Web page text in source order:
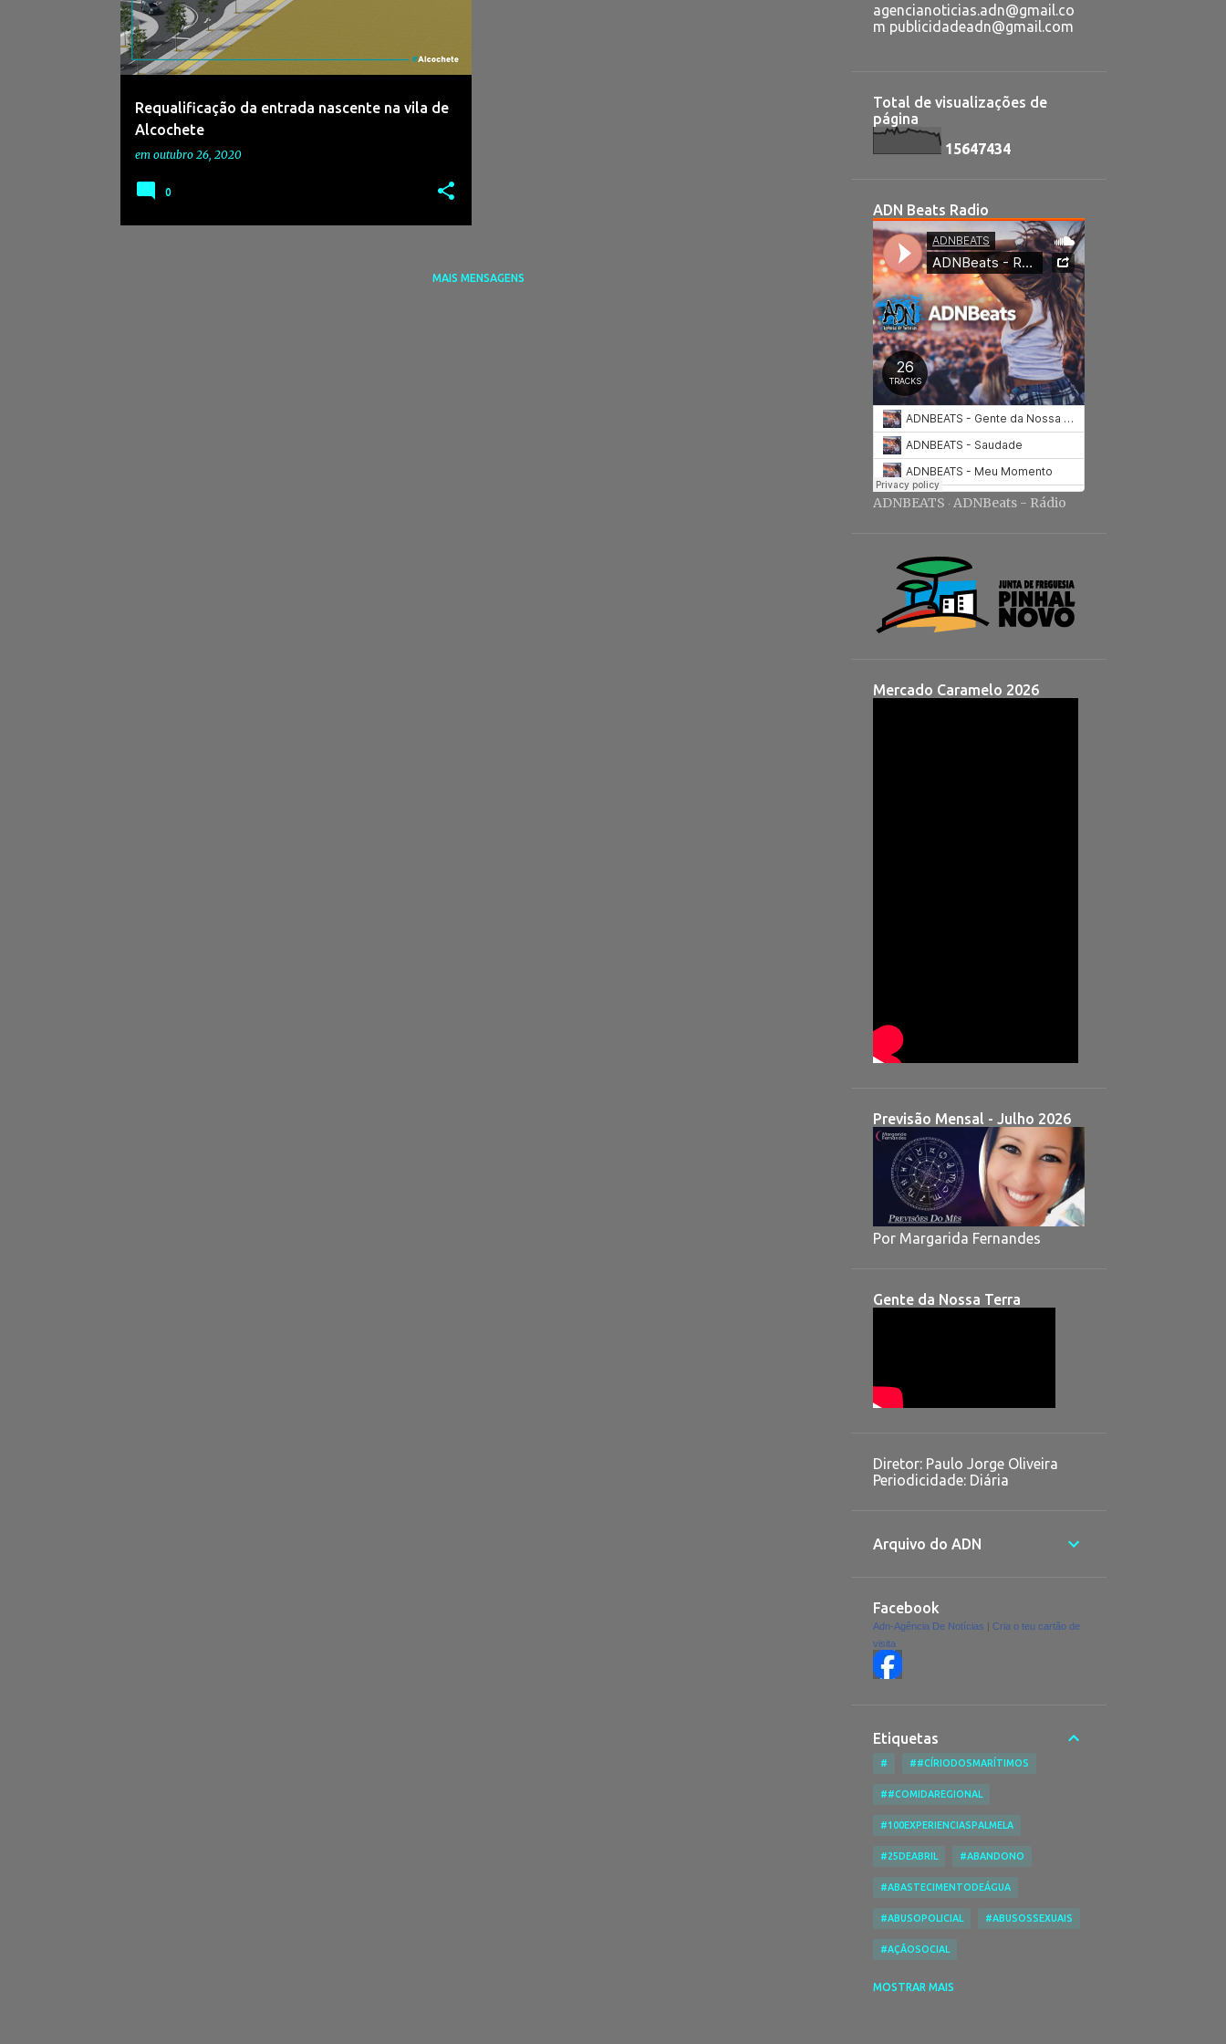
s
a
g
Requalificação da entrada nascente na vila de
Alcochete
em outubro 26, 2020
0
MAIS MENSAGENS
agencianoticias.adn@gmail.co
m publicidadeadn@gmail.com
Total de visualizações de
página
1 5647434
ADN Beats Radio
ADNBEATS · ADNBeats - Rádio
Mercado Caramelo 2026
Previsão Mensal - Julho 2026
Por Margarida Fernandes
Gente da Nossa Terra
Diretor: Paulo Jorge Oliveira
Periodicidade: Diária
Arquivo do ADN
Facebook
Adn-Agência De Notícias
Cria o teu cartão de
visita
Etiquetas
# ##CÍRIODOSMARÍTIMOS
##COMIDAREGIONAL
#100EXPERIENCIASPALMELA
#25DEABRIL #ABANDONO
#ABASTECIMENTODEÁGUA
#ABUSOPOLICIAL #ABUSOSSEXUAIS
#AÇÃOSOCIAL
MOSTRAR MAIS